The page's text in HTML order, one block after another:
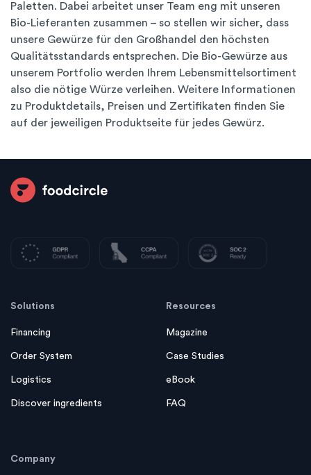
Paletten. Dabei arbeitet unser Team eng mit unseren
Bio-Lieferanten zusammen – so stellen wir sicher, dass
unsere Gewürze für den Großhandel den höchsten
Qualitätsstandards entsprechen. Die Bio-Gewürze aus
unserem Portfolio werden Ihrem Lebensmittelsortiment
also die nötige Würze verleihen. Weitere Informationen
zu Produktdetails, Preisen und Zertifikaten finden Sie
auf der jeweiligen Produktseite für jedes Gewürz.
Solutions
Financing
Order System
Logistics
Discover ingredients
Resources
Magazine
Case Studies
eBook
FAQ
Company